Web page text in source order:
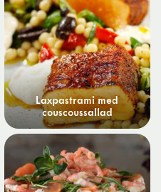
Laxpastrami med
couscoussallad